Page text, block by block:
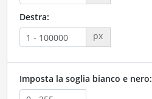
Destra:
px
Imposta la soglia bianco e nero: